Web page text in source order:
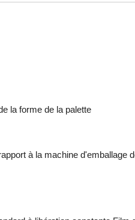
la forme de la palette
à la machine d'emballage